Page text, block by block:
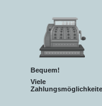
Bequem!
Viele